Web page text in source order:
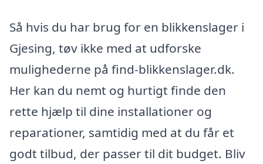
Så hvis du har brug for en blikkenslager i
Gjesing, tøv ikke med at udforske
mulighederne på find-blikkenslager.dk.
Her kan du nemt og hurtigt finde den
rette hjælp til dine installationer og
reparationer, samtidig med at du får et
godt tilbud, der passer til dit budget. Bliv